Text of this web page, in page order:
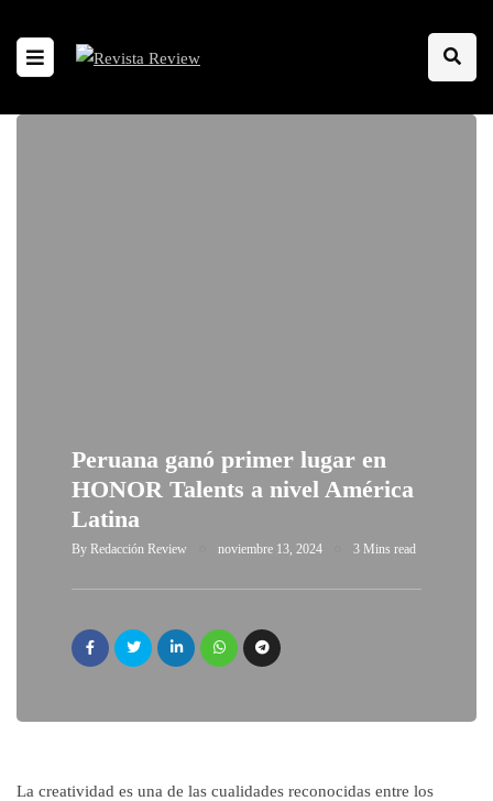
Peruana ganó primer lugar en
HONOR Talents a nivel América
Latina
By Redacción Review noviembre 13, 2024 3 Mins read
La creatividad es una de las cualidades reconocidas entre los